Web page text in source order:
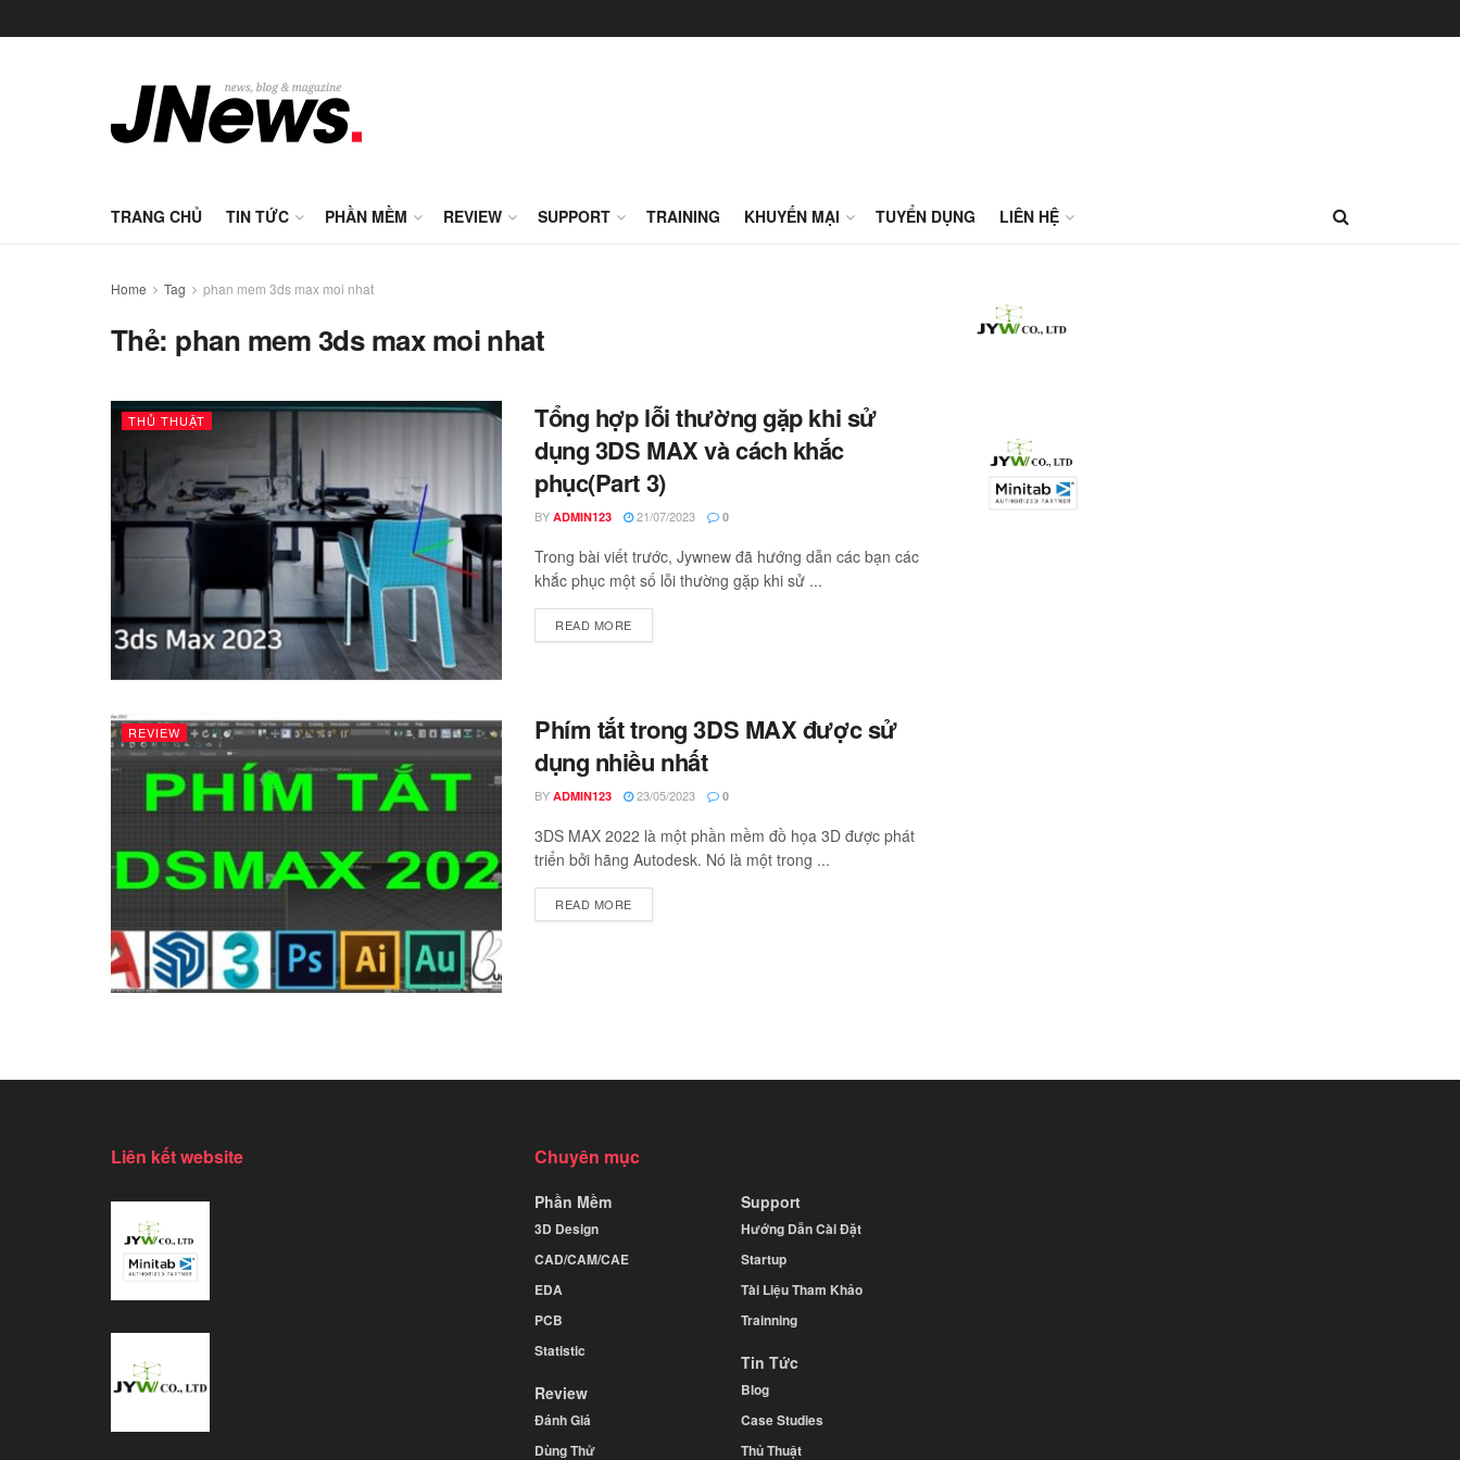
TRANG CHỦ TIN TỨC PHẦN MỀM REVIEW SUPPORT TRAINING KHUYẾN MẠI TUYỂN DỤNG LIÊN HỆ
Home Tag phan mem 3ds max moi nhat
Thẻ: phan mem 3ds max moi nhat
THỦ THUẬT
Tổng hợp lỗi thường gặp khi sử
dụng 3DS MAX và cách khắc
phục(Part 3)
BY ADMIN123 21/07/2023 0
Trong bài viết trước, Jywnew đã hướng dẫn các bạn các
khắc phục một số lỗi thường gặp khi sử ...
READ MORE
REVIEW
Phím tắt trong 3DS MAX được sử
dụng nhiều nhất
BY ADMIN123 23/05/2023 0
3DS MAX 2022 là một phần mềm đồ họa 3D được phát
triển bởi hãng Autodesk. Nó là một trong ...
READ MORE
Liên kết website Chuyên mục
Phần Mềm
3D Design
CAD/CAM/CAE
EDA
PCB
Statistic
Review
Đánh Giá
Dùng Thử
Support
Hướng Dẫn Cài Đặt
Startup
Tài Liệu Tham Khảo
Trainning
Tin Tức
Blog
Case Studies
Thủ Thuật